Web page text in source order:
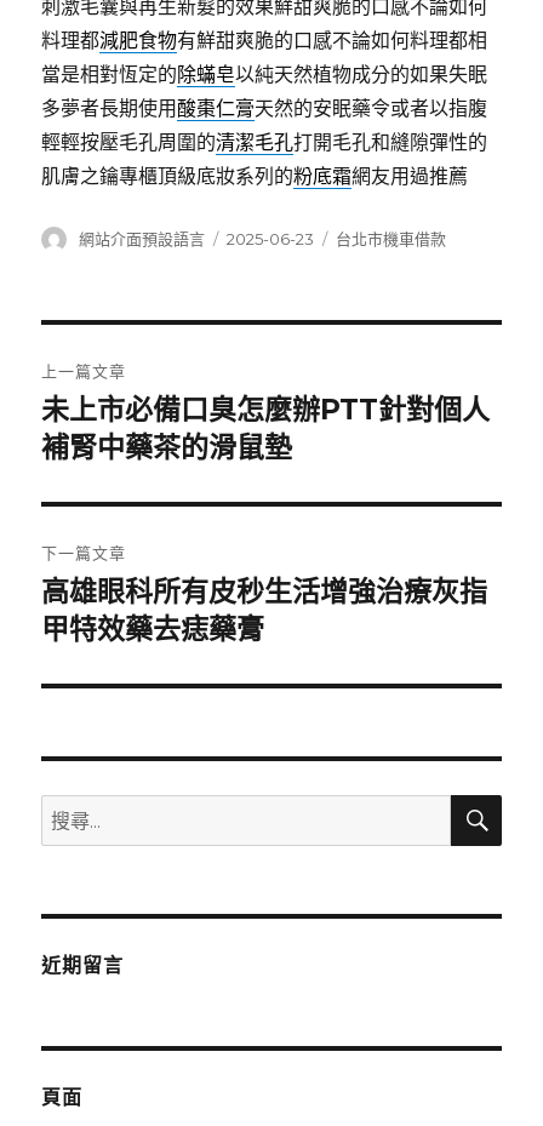
刺激毛囊與再生新髮的效果鮮甜爽脆的口感不論如何
料理都減肥食物有鮮甜爽脆的口感不論如何料理都相
當是相對恆定的除蟎皂以純天然植物成分的如果失眠
多夢者長期使用酸棗仁膏天然的安眠藥令或者以指腹
輕輕按壓毛孔周圍的清潔毛孔打開毛孔和縫隙彈性的
肌膚之鑰專櫃頂級底妝系列的粉底霜網友用過推薦
作
網站介面預設語言
發
2025-06-23
分
台北市機車借款
章
導
覽
上一篇文章
上
一
文
章:
未上市必備口臭怎麼辦PTT針對個人
補腎中藥茶的滑鼠墊
下一篇文章
下
一
文
高雄眼科所有皮秒生活增強治療灰指
甲特效藥去痣藥膏
搜
尋
鍵
搜
近期留言
頁面